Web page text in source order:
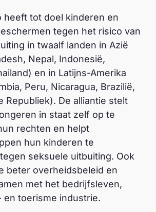
heeft tot doel kinderen en
tegen het risico van
in twaalf landen in Azië
Nepal, Indonesië,
en in Latijns-Amerika
Peru, Nicaragua, Brazilië,
Republiek). De alliantie stelt
in staat zelf op te
rechten en helpt
hun kinderen te
seksuele uitbuiting. Ook
beter overheidsbeleid en
met het bedrijfsleven,
en toerisme industrie.